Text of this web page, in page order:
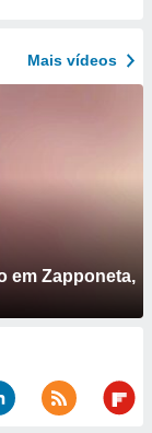
Mais vídeos
em Zapponeta,